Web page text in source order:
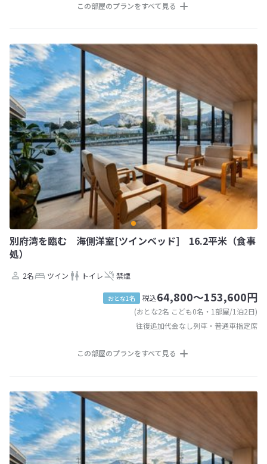
この部屋のプランをすべて見る
別府湾を臨む 海側洋室[ツインベッド] 16.2平米（食事
処）
2名 ツイン トイレ 禁煙
おとな1名 税込64,800～153,600円
(おとな2名 こども0名・1部屋/1泊2日)
往復追加代金なし列車・普通車指定席
この部屋のプランをすべて見る